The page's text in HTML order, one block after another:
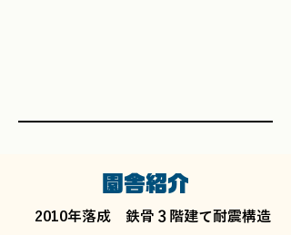
園舎紹介
2010年落成 鉄骨３階建て耐震構造